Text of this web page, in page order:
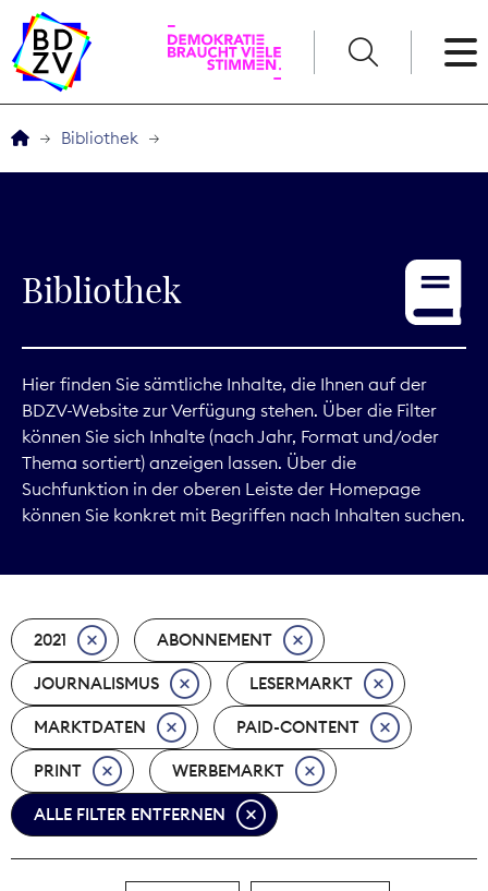
Service
Digitales
Kommunikation
Marktdaten
Nachhaltigkeit
Nachwuchs
Nova Award
Pressefreiheit
Print
Bibliothek
Bibliothek
Hier finden Sie sämtliche Inhalte, die Ihnen auf der
BDZV-Website zur Verfügung stehen. Über die Filter
können Sie sich Inhalte (nach Jahr, Format und/oder
Thema sortiert) anzeigen lassen. Über die
Suchfunktion in der oberen Leiste der Homepage
können Sie konkret mit Begriffen nach Inhalten suchen.
2021 ABONNEMENT
JOURNALISMUS LESERMARKT
MARKTDATEN PAID-CONTENT
PRINT WERBEMARKT
ALLE FILTER ENTFERNEN